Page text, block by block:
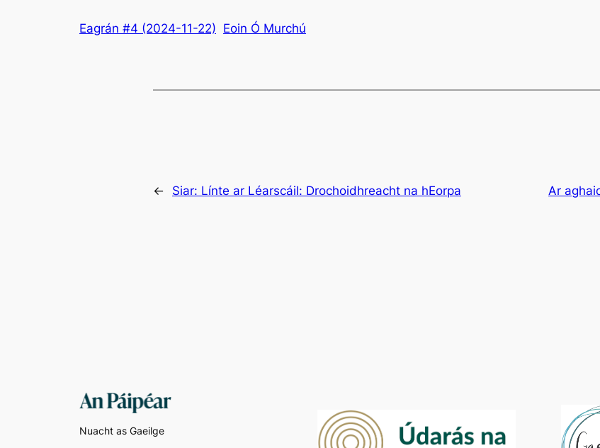
Eagrán #4 (2024-11-22) Eoin Ó Murchú
← Siar: Línte ar Léarscáil: Drochoidhreacht na hEorpa Ar
Nuacht as Gaeilge